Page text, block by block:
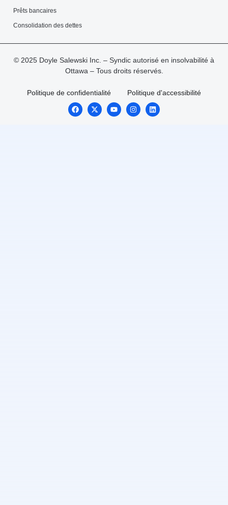
Prêts bancaires
Consolidation des dettes
© 2025 Doyle Salewski Inc. – Syndic autorisé en insolvabilité à
Ottawa – Tous droits réservés.
Politique de confidentialité Politique d'accessibilité